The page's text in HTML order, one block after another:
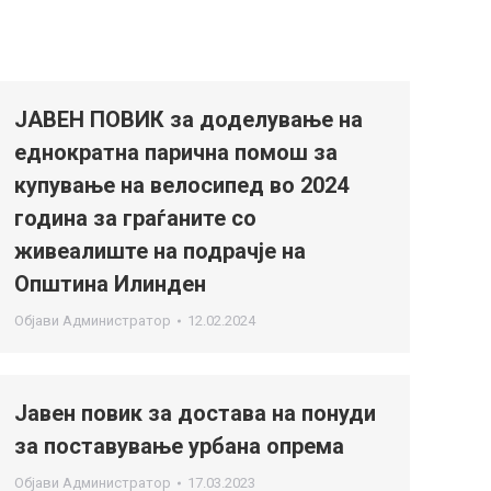
ЈАВЕН ПОВИК за доделување на
еднократна парична помош за
купување на велосипед во 2024
година за граѓаните со
живеалиште на подрачје на
Општина Илинден
Објави Администратор 12.02.2024
Јавен повик за достава на понуди
за поставување урбана опрема
Објави Администратор 17.03.2023